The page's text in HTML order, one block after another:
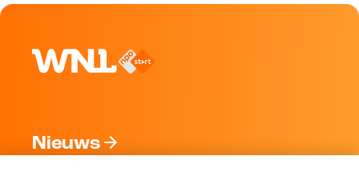
Nieuws